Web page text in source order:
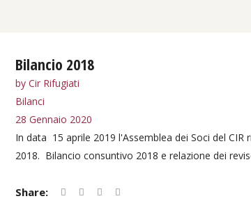
Bilancio 2018
by Cir Rifugiati
Bilanci
28 Gennaio 2020
In data 15 aprile 2019 l'Assemblea dei Soci del
2018. Bilancio consuntivo 2018 e relazione dei
Share: